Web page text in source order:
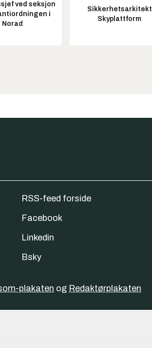
ved seksjon
i
Norad
Sikkerhetsarkitekt
Skyplattform
RSS-feed forside
Facebook
Linkedin
Bsky
plakaten og Redaktørplakaten